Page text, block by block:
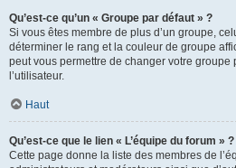
Qu’est-ce qu’un « Groupe par défaut » ?
Si vous êtes membre de plus d’un groupe,
déterminer le rang et la couleur de groupe
peut vous permettre de changer votre groupe
l’utilisateur.
Haut
Qu’est-ce que le lien « L’équipe du forum » ?
Cette page donne la liste des membres de